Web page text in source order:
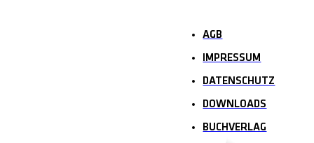
AGB
IMPRESSUM
DATENSCHUTZ
DOWNLOADS
BUCHVERLAG